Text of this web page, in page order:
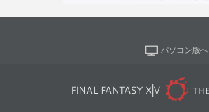
パソコン版へ